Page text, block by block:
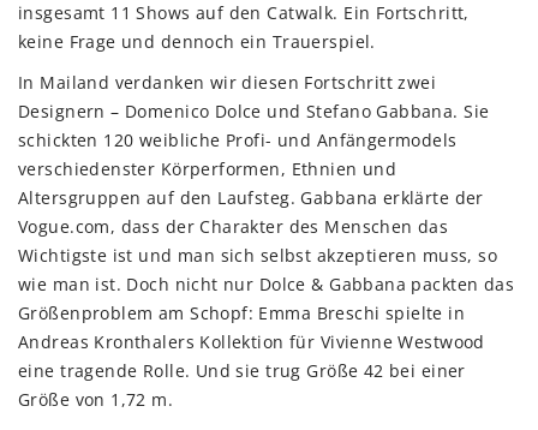
insgesamt 11 Shows auf den Catwalk. Ein Fortschritt,
keine Frage und dennoch ein Trauerspiel.
In Mailand verdanken wir diesen Fortschritt zwei
Designern – Domenico Dolce und Stefano Gabbana. Sie
schickten 120 weibliche Profi- und Anfängermodels
verschiedenster Körperformen, Ethnien und
Altersgruppen auf den Laufsteg. Gabbana erklärte der
Vogue.com, dass der Charakter des Menschen das
Wichtigste ist und man sich selbst akzeptieren muss, so
wie man ist. Doch nicht nur Dolce & Gabbana packten das
Größenproblem am Schopf: Emma Breschi spielte in
Andreas Kronthalers Kollektion für Vivienne Westwood
eine tragende Rolle. Und sie trug Größe 42 bei einer
Größe von 1,72 m.